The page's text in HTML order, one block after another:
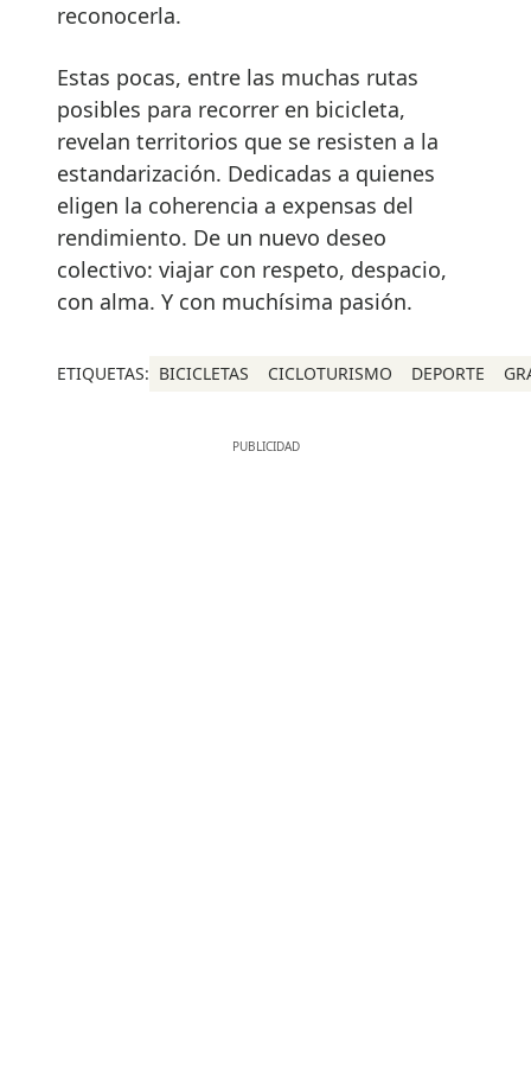
reconocerla.
Estas pocas, entre las muchas rutas
posibles para recorrer en bicicleta,
revelan territorios que se resisten a la
estandarización. Dedicadas a quienes
eligen la coherencia a expensas del
rendimiento. De un nuevo deseo
colectivo: viajar con respeto, despacio,
con alma. Y con muchísima pasión.
ETIQUETAS: BICICLETAS CICLOTURISMO DEPORTE